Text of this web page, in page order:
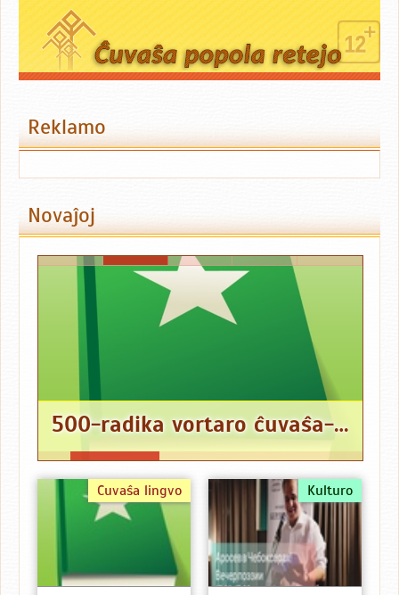
Reklamo
Novaĵoj
500-radika vortaro ĉuvaŝa-Esperanto
Ĉuvaŝa lingvo Kulturo